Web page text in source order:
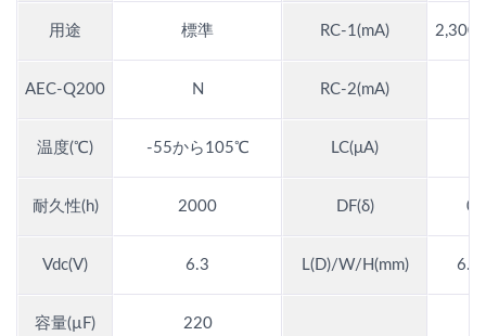
用途 標準 RC-1(mA)
AEC-Q200 N RC-2(mA)
温度(℃) -55から105℃ LC(μA)
耐久性(h) 2000 DF(δ)
Vdc(V) 6.3 L(D)/W/H(mm)
容量(µF) 220